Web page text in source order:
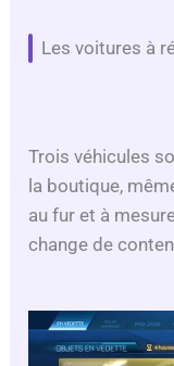
Les voitures à
Trois véhicules
la boutique,
au fur et à
change de